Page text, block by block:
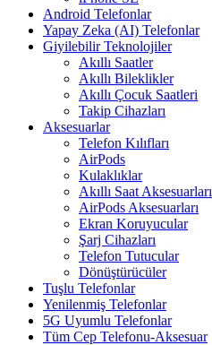
Android Telefonlar
Yapay Zeka (AI) Telefonlar
Giyilebilir Teknolojiler
Akıllı Saatler
Akıllı Bileklikler
Akıllı Çocuk Saatleri
Takip Cihazları
Aksesuarlar
Telefon Kılıfları
AirPods
Kulaklıklar
Akıllı Saat Aksesuarları
AirPods Aksesuarları
Ekran Koruyucular
Şarj Cihazları
Telefon Tutucular
Dönüştürücüler
Tuşlu Telefonlar
Yenilenmiş Telefonlar
5G Uyumlu Telefonlar
Tüm Cep Telefonu-Aksesuar